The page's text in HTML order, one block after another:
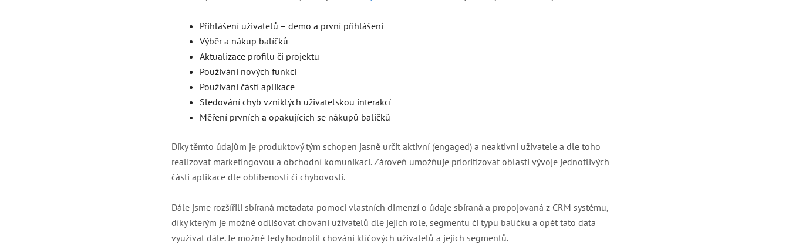
Přihlášení uživatelů – demo a první přihlášení
Výběr a nákup balíčků
Aktualizace profilu či projektu
Používání nových funkcí
Používání částí aplikace
Sledování chyb vzniklých uživatelskou interakcí
Měření prvních a opakujících se nákupů balíčků
Díky těmto údajům je produktový tým schopen jasně určit aktivní (engaged) a neaktivní uživatele a dle toho
realizovat marketingovou a obchodní komunikaci. Zároveň umožňuje prioritizovat oblasti vývoje jednotlivých
části aplikace dle oblíbenosti či chybovosti.
Dále jsme rozšířili sbíraná metadata pomocí vlastních dimenzí o údaje sbíraná a propojovaná z CRM systému,
díky kterým je možné odlišovat chování uživatelů dle jejich role, segmentu či typu balíčku a opět tato data
využívat dále. Je možné tedy hodnotit chování klíčových uživatelů a jejich segmentů.